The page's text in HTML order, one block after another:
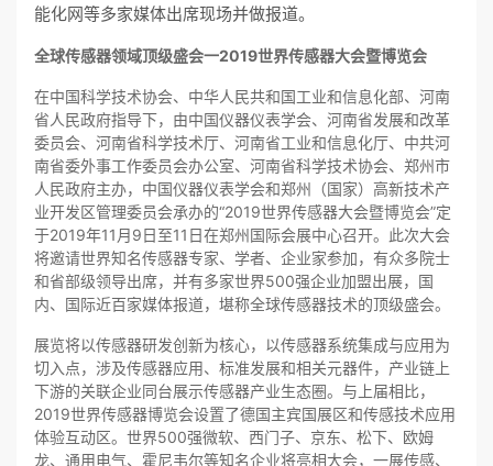
能化网等多家媒体出席现场并做报道。
全球传感器领域顶级盛会一2019世界传感器大会暨博览会
在中国科学技术协会、中华人民共和国工业和信息化部、河南
省人民政府指导下，由中国仪器仪表学会、河南省发展和改革
委员会、河南省科学技术厅、河南省工业和信息化厅、中共河
南省委外事工作委员会办公室、河南省科学技术协会、郑州市
人民政府主办，中国仪器仪表学会和郑州（国家）高新技术产
业开发区管理委员会承办的“2019世界传感器大会暨博览会”定
于2019年11月9日至11日在郑州国际会展中心召开。此次大会
将邀请世界知名传感器专家、学者、企业家参加，有众多院士
和省部级领导出席，并有多家世界500强企业加盟出展，国
内、国际近百家媒体报道，堪称全球传感器技术的顶级盛会。
展览将以传感器研发创新为核心，以传感器系统集成与应用为
切入点，涉及传感器应用、标准发展和相关元器件，产业链上
下游的关联企业同台展示传感器产业生态圈。与上届相比，
2019世界传感器博览会设置了德国主宾国展区和传感技术应用
体验互动区。世界500强微软、西门子、京东、松下、欧姆
龙、通用电气、霍尼韦尔等知名企业将亮相大会，一展传感、